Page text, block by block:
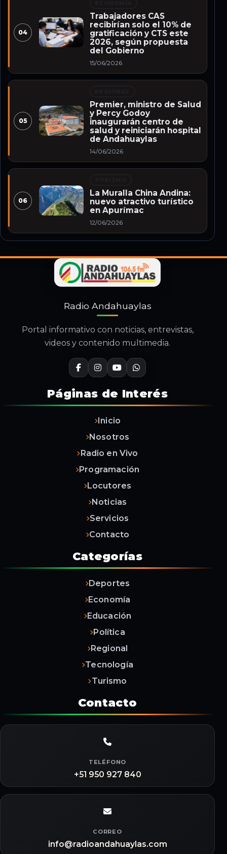
04
Trabajadores CAS
recibirían solo el 10% de
gratificación y CTS este
2026, según propuesta
del Gobierno
15/06/2026
05
Premier, ministro de Salud
y Percy Godoy
inaugurarán centro de
salud y reiniciarán hospital
de Andahuaylas
14/06/2026
06
La Muralla China Andina:
nuevo atractivo turístico
en Apurímac
12/06/2026
Radio Andahuaylas
Portal informativo con noticias, entrevistas,
videos y contenido multimedia.
Páginas de Interés
Inicio
Nosotros
Radio en Vivo
Programación
Locutores
Noticias
Servicios
Contacto
Categorías
Deportes
Economía
Educación
Política
Regional
Tecnología
Turismo
Contacto
TELÉFONO
+51 950 927 840
CORREO
info@radioandahuaylas.com